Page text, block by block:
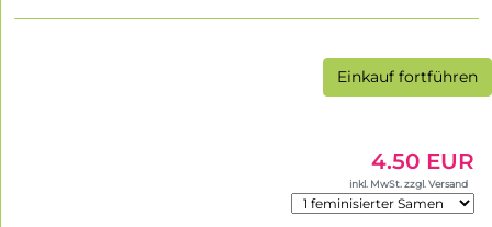
Einkauf fortführen
4.50 EUR
inkl. MwSt. zzgl. Versand